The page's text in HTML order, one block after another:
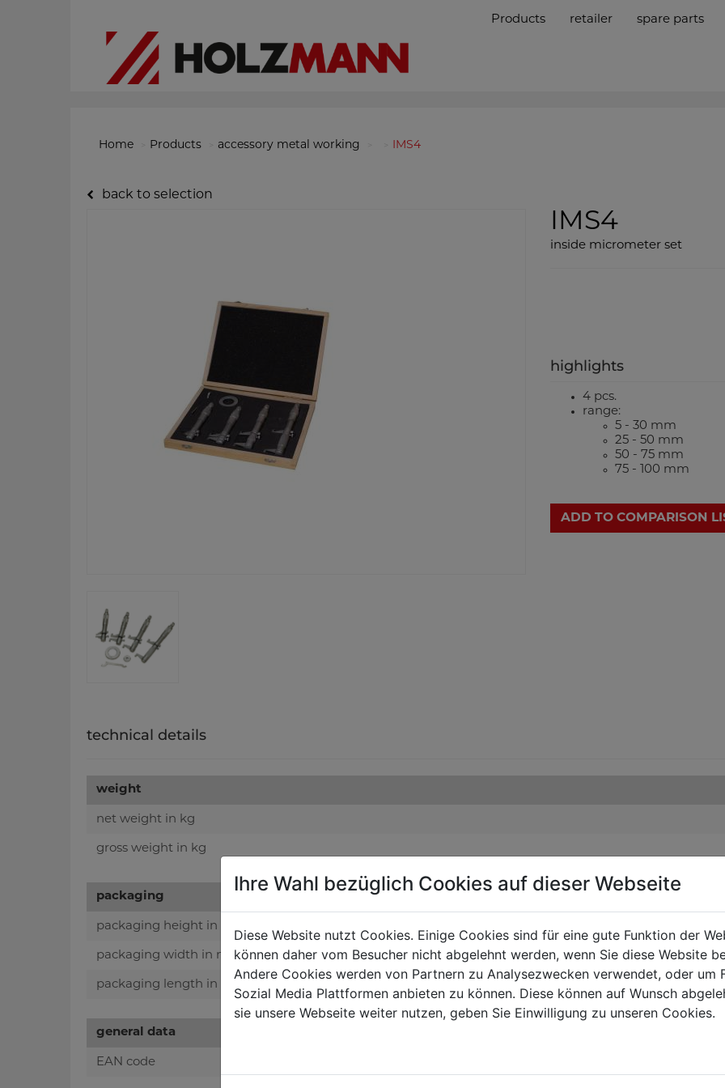
Products retailer spare parts
Home Products accessory metal working IMS4
back to selection
IMS4
inside micrometer set
highlights
4 pcs.
range:
5 - 30 mm
25 - 50 mm
50 - 75 mm
75 - 100 mm
ADD TO COMPARISON
technical details
weight
net weight in kg
gross weight in kg
packaging
packaging height in mm
packaging width in mm
packaging length in mm
general data
EAN code
Ihre Wahl bezüglich Cookies auf dieser Webseite
Diese Website nutzt Cookies. Einige Cookies sind für eine gute Funktion der
können daher vom Besucher nicht abgelehnt werden, wenn Sie diese Website
Andere Cookies werden von Partnern zu Analysezwecken verwendet, oder um
Sozial Media Plattformen anbieten zu können. Diese können auf Wunsch
sie unsere Webseite weiter nutzen, geben Sie Einwilligung zu unseren Cookies.